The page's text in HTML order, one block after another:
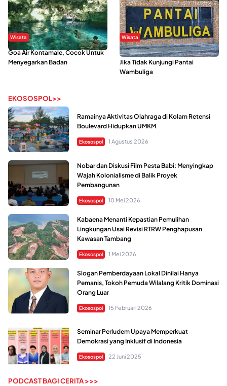
Wisata
Goa Air Kontamale, Cocok Untuk
Menyegarkan Badan
Wisata
Berkunjung Ke Wakatobi, Nyesal
Jika Tidak Kunjungi Pantai
Wambuliga
EKOSOSPOL>>
Ramainya Aktivitas Olahraga di Kolam Retensi
Boulevard Hidupkan UMKM
Ekosospol 1 Agustus 2026
Nobar dan Diskusi Film Pesta Babi: Menyingkap
Wajah Kolonialisme di Balik Proyek
Pembangunan
Ekosospol 10 Mei 2026
Kabaena Menanti Kepastian Pemulihan
Lingkungan Usai Revisi RTRW Penghapusan
Kawasan Tambang
Ekosospol 1 Mei 2026
Slogan Pemberdayaan Lokal Dinilai Hanya
Pemanis, Tokoh Pemuda Wilalang Kritik Dominasi
Orang Luar
Ekosospol 15 Februari 2026
Seminar Perludem Upaya Memperkuat
Demokrasi yang Inklusif di Indonesia
Ekosospol 22 Juni 2025
PODCAST BAGI CERITA >>>